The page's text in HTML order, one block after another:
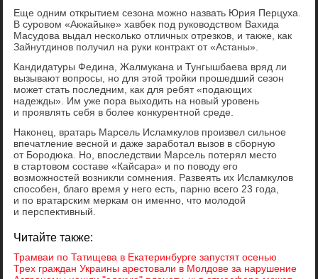
Еще одним открытием сезона можно назвать Юрия Перцуха.
В суровом «Акжайыке» хавбек под руководством Вахида
Масудова выдал несколько отличных отрезков, и также, как
Зайнутдинов получил на руки контракт от «Астаны».
Кандидатуры Федина, Жалмукана и Тунгышбаева вряд ли
вызывают вопросы, но для этой тройки прошедший сезон
может стать последним, как для ребят «подающих
надежды». Им уже пора выходить на новый уровень
и проявлять себя в более конкурентной среде.
Наконец, вратарь Марсель Исламкулов произвел сильное
впечатление весной и даже заработал вызов в сборную
от Бородюка. Но, впоследствии Марсель потерял место
в стартовом составе «Кайсара» и по поводу его
возможностей возникли сомнения. Развеять их Исламкулов
способен, благо время у него есть, парню всего 23 года,
и по вратарским меркам он именно, что молодой
и перспективный.
Читайте также:
Трамваи по Татищева в Екатеринбурге запустят осенью
Трех граждан Украины арестовали в Молдове за нарушение